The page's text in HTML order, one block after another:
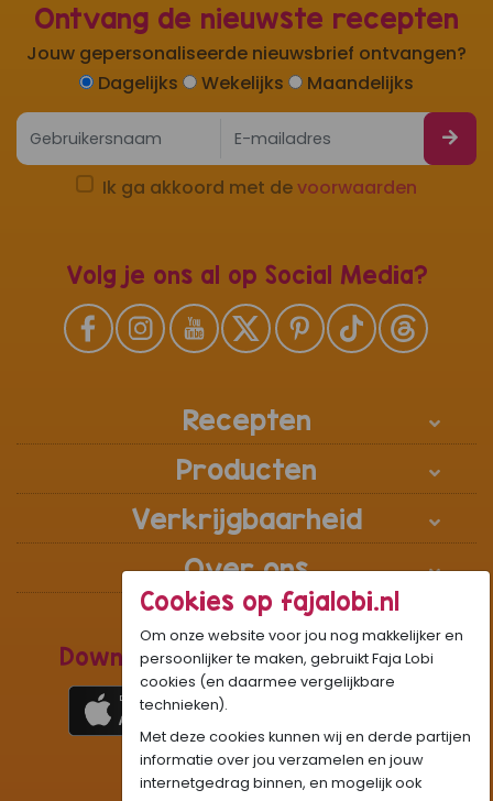
Ontvang de nieuwste recepten
Jouw gepersonaliseerde nieuwsbrief ontvangen?
Dagelijks
Wekelijks Maandelijks
Ik ga akkoord met devoorwaarden
Volg je ons al op Social Media?
Recepten
Producten
Verkrijgbaarheid
Over ons
Download de Recepten Webapp
WhatsApp Community:
Onze gifjes al eens geprobeerd?: GIF
Cookies op fajalobi.nl
Om onze website voor jou nog makkelijker en
persoonlijker te maken, gebruikt Faja Lobi
cookies (en daarmee vergelijkbare
technieken).
Met deze cookies kunnen wij en derde partijen
informatie over jou verzamelen en jouw
internetgedrag binnen, en mogelijk ook